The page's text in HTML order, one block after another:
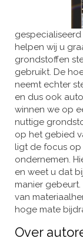
helpen wij u
grondstoffen
gebruikt. De
neemt echter
en dus ook
winnen we op
nuttige
op het gebied
ligt de focus
ondernemen.
en weet u dat
manier
van
hoge mate
Over